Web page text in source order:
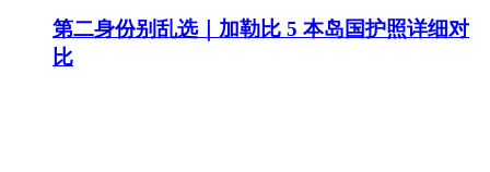
第二身份别乱选｜加勒比 5 本岛国护照详细对
比